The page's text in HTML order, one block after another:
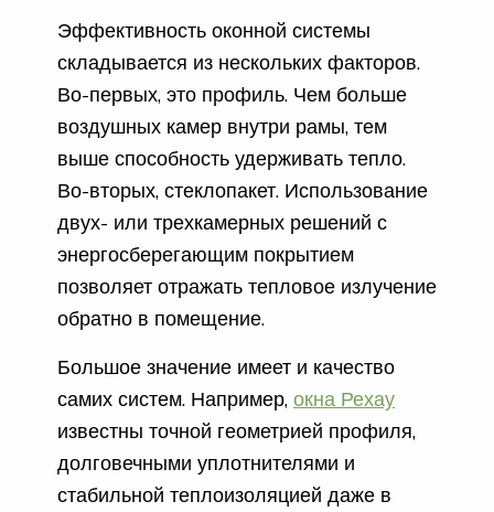
Эффективность оконной системы
складывается из нескольких факторов.
Во-первых, это профиль. Чем больше
воздушных камер внутри рамы, тем
выше способность удерживать тепло.
Во-вторых, стеклопакет. Использование
двух- или трехкамерных решений с
энергосберегающим покрытием
позволяет отражать тепловое излучение
обратно в помещение.
Большое значение имеет и качество
самих систем. Например, окна Рехау
известны точной геометрией профиля,
долговечными уплотнителями и
стабильной теплоизоляцией даже в